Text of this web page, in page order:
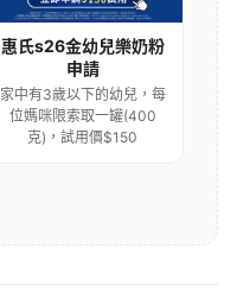
惠氏s26金幼兒樂奶粉
申請
家中有3歲以下的幼兒，每
位媽咪限索取一罐(400
克)，試用價$150